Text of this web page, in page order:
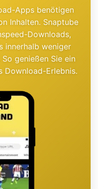
Apps benötigen
Inhalten. Snaptube
Downloads,
innerhalb weniger
genießen Sie ein
Download-Erlebnis.